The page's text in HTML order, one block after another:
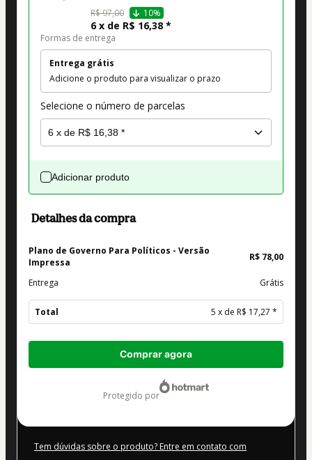
R$ 97,00 10%
6 x de R$ 16,38 *
Formas de entrega
Entrega grátis
Adicione o produto para visualizar o prazo
Selecione o número de parcelas
Adicionar produto
Detalhes da compra
Plano de Governo Para Políticos - Versão
Impressa
R$ 78,00
Entrega Grátis
Total 5 x de R$ 17,27 *
Total
Comprar agora
protegido por
Tem dúvidas sobre o produto? Entre em contato com